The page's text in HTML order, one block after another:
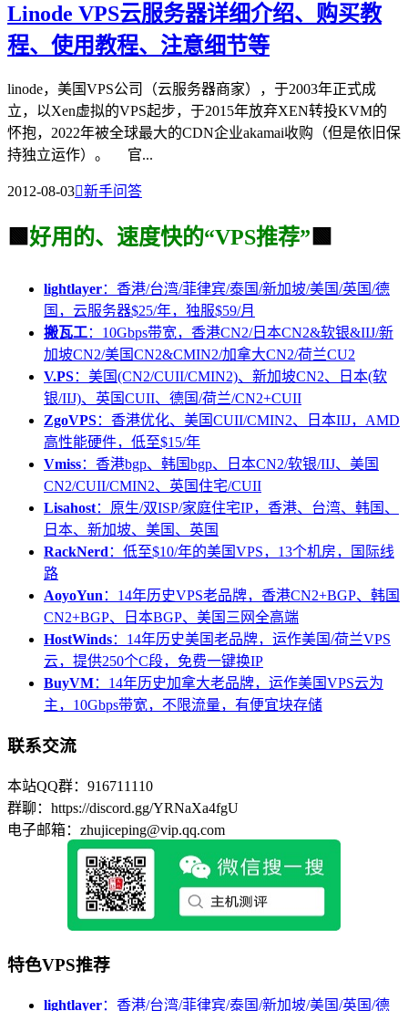
Linode VPS云服务器详细介绍、购买教
程、使用教程、注意细节等
linode，美国VPS公司（云服务器商家），于2003年正式成
立，以Xen虚拟的VPS起步，于2015年放弃XEN转投KVM的
怀抱，2022年被全球最大的CDN企业akamai收购（但是依旧保
持独立运作）。 官...
2012-08-03新手问答
🟩 好用的、速度快的“VPS推荐” 🟩
lightlayer：香港/台湾/菲律宾/泰国/新加坡/美国/英国/德
国，云服务器$25/年，独服$59/月
搬瓦工：10Gbps带宽，香港CN2/日本CN2&软银&IIJ/新
加坡CN2/美国CN2&CMIN2/加拿大CN2/荷兰CU2
V.PS：美国(CN2/CUII/CMIN2)、新加坡CN2、日本(软
银/IIJ)、英国CUII、德国/荷兰/CN2+CUII
ZgoVPS：香港优化、美国CUII/CMIN2、日本IIJ，AMD
高性能硬件，低至$15/年
Vmiss：香港bgp、韩国bgp、日本CN2/软银/IIJ、美国
CN2/CUII/CMIN2、英国住宅/CUII
Lisahost：原生/双ISP/家庭住宅IP，香港、台湾、韩国、
日本、新加坡、美国、英国
RackNerd ：低至$10/年的美国VPS，13个机房，国际线
路
AoyoYun ：14年历史VPS老品牌，香港CN2+BGP、韩国
CN2+BGP、日本BGP、美国三网全高端
HostWinds：14年历史美国老品牌，运作美国/荷兰VPS
云，提供250个C段，免费一键换IP
BuyVM：14年历史加拿大老品牌，运作美国VPS云为
主，10Gbps带宽，不限流量，有便宜块存储
联系交流
本站QQ群：916711110
群聊：https://discord.gg/YRNaXa4fgU
电子邮箱：zhujiceping@vip.qq.com
特色VPS推荐
lightlayer：香港/台湾/菲律宾/泰国/新加坡/美国/英国/德